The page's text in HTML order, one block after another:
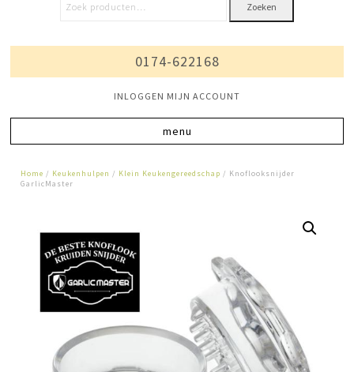
Zoeken
0174-622168
INLOGGEN MIJN ACCOUNT
Home / Keukenhulpen / Klein Keukengereedschap / Knoflooksnijder
GarlicMaster